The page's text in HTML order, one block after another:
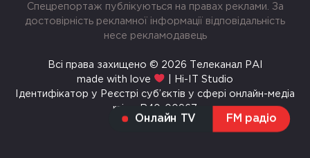
Онлайн TV FM радіо
Спецрепортаж публікуються на правах реклами. За
достовірність рекламної інформації відповідальність
несе рекламодавець
Всі права захищено © 2026 Телеканал РАІ
made with love
| Hi-IT Studio
Ідентифікатор у Реєстрі суб’єктів у сфері онлайн-медіа
rai.ua R40-00967